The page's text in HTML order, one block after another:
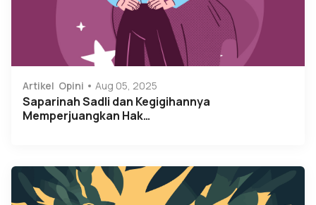
Artikel Opini Aug 05, 2025
Saparinah Sadli dan Kegigihannya
Memperjuangkan Hak…